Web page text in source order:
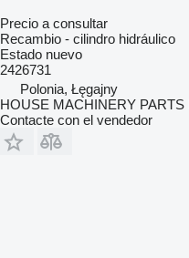
Precio a consultar
Recambio - cilindro hidráulico
Estado nuevo
2426731
Polonia, Łęgajny
HOUSE MACHINERY
Contacte con el vendedor